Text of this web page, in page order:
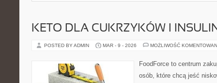
KETO DLA CUKRZYKÓW I
POSTED BY ADMIN MAR - 9 - 2026 MOŻLIWOŚĆ
FoodForce to centrum
osób, które chcą jeść